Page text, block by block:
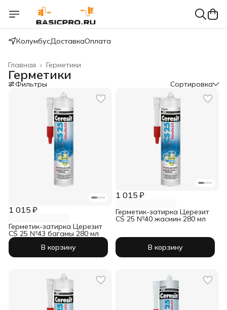
КолумбусДоставкаОплата
Герметики
Главная ›
Герметики
Фильтры Сортировка
1 015 ₽
Герметик-затирка Церезит
CS 25 №43 багамы 280 мл
В корзину
1 015 ₽
Герметик-затирка Церезит
CS 25 №40 жасмин 280 мл
В корзину